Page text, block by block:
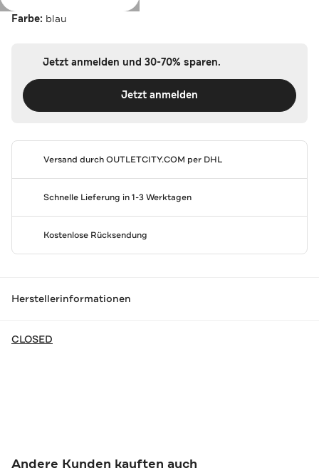
Farbe: blau
Jetzt anmelden und 30-70% sparen.
Jetzt anmelden
Versand durchOUTLETCITY.COM per DHL
Schnelle Lieferung in 1-3 Werktagen
Kostenlose Rücksendung
Herstellerinformationen
CLOSED
Andere Kunden kauften auch